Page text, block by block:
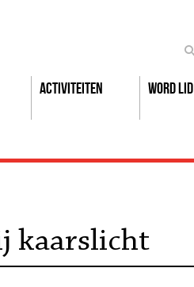
Activiteiten Word lid
kaarslicht